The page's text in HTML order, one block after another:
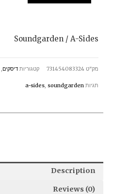
Soundgarden / A-Sides
מק"ט 731454083324 קטגוריות דיסקים,
תגיות a-sides, soundgarden
Description
Reviews (0)